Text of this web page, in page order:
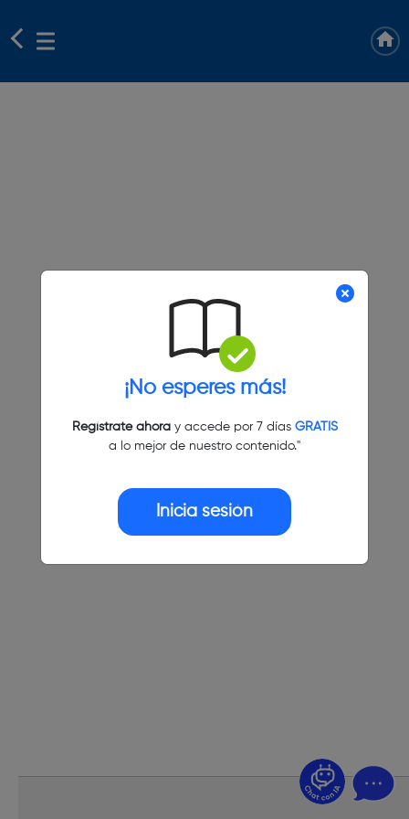
¡No esperes más!
Regístrate ahoray accede por 7 días GRATIS
a lo mejor de nuestro contenido."
Inicia sesión